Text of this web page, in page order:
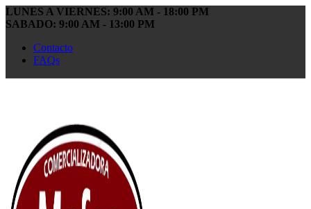
LUNES A VIERNES: 9:00 AM - 18:00 PM
SABADO: 9:00 AM - 13:00 PM
Contacto
FAQs